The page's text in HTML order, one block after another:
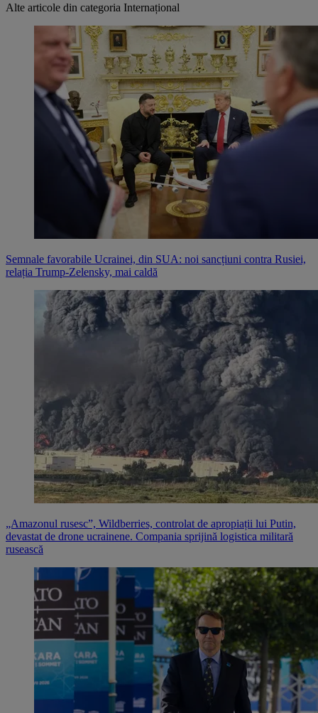
Alte articole din categoria Internațional
Semnale favorabile Ucrainei, din SUA: noi sancțiuni contra Rusiei,
relația Trump-Zelensky, mai caldă
„Amazonul rusesc”, Wildberries, controlat de apropiații lui Putin,
devastat de drone ucrainene. Compania sprijină logistica militară
rusească